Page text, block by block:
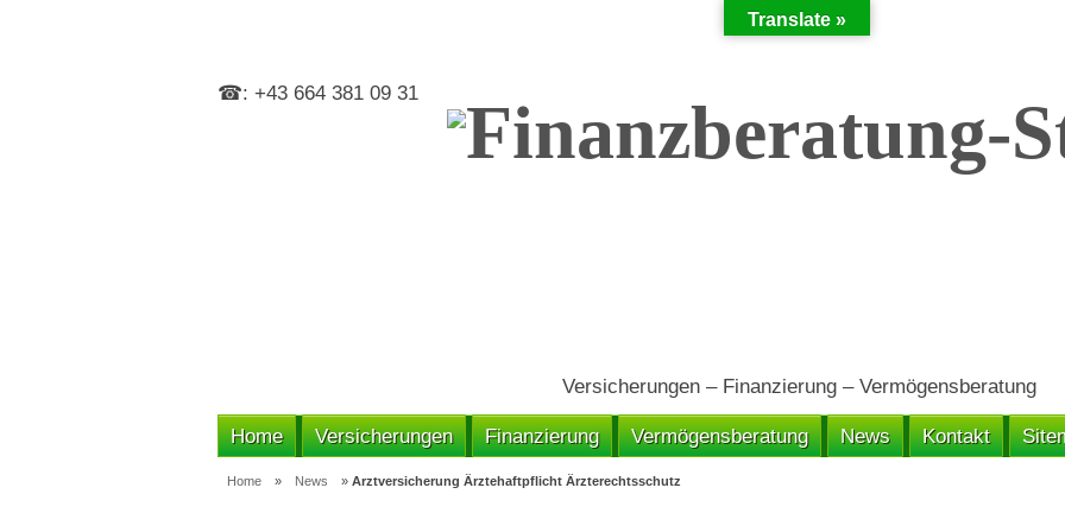
☎: +43 664 381 09 31
Versicherungen – Finanzierung – Vermögensberatung
Home Versicherungen Finanzierung Vermögensberatung News Kontakt
Home » News » Arztversicherung Ärztehaftpflicht Ärzterechtsschutz
Translate »